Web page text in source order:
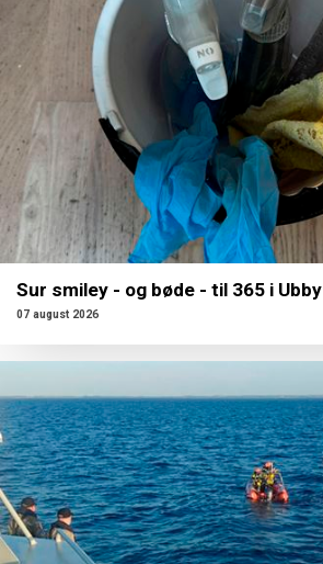
Sur smiley - og bøde - til 365 i Ubby
07 august 2026